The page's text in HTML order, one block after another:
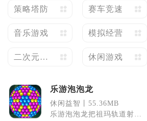
策略塔防 赛车竞速
音乐游戏 模拟经营
二次元养 休闲游戏
乐游泡泡龙
休闲益智丨55.36MB
乐游泡泡龙把祖玛轨道射击